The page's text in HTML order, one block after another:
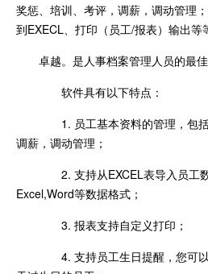
奖惩、培训、考评，调薪，调动管理
到EXECL、打印（员工/报表）输出等
卓越。是人事档案管理人员的最佳
软件具有以下特点：
1. 员工基本资料的管理，包括
调薪，调动管理；
2. 支持从EXCEL表导入员工
Excel,Word等数据格式；
3. 报表支持自定义打印；
4. 支持员工生日提醒，您可以